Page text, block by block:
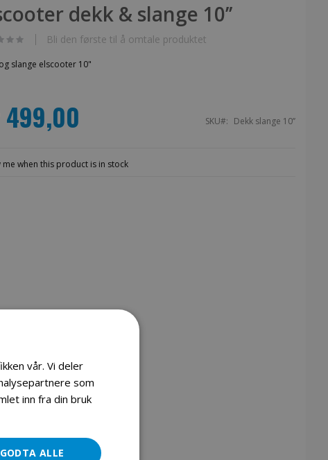
dekk & slange 10’’
Bli den første til å omtale produktet
slange elscooter 10"
SKU Dekk slange 10’’
me when this product is in stock
vår. Vi deler
som
inn fra din bruk
GODTA ALLE